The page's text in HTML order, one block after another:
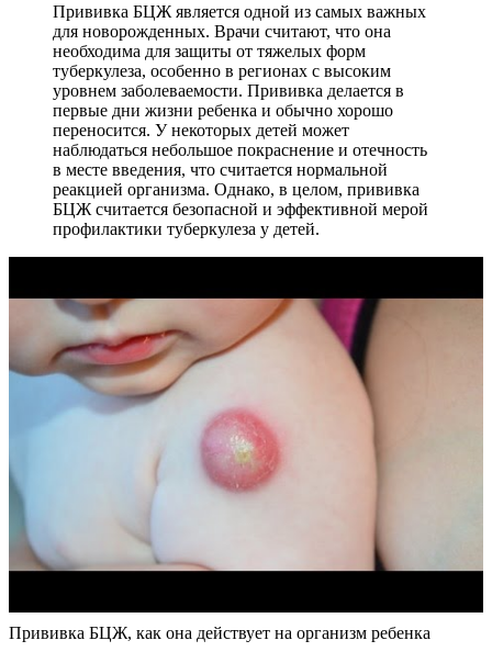
Прививка БЦЖ является одной из самых важных
для новорожденных. Врачи считают, что она
необходима для защиты от тяжелых форм
туберкулеза, особенно в регионах с высоким
уровнем заболеваемости. Прививка делается в
первые дни жизни ребенка и обычно хорошо
переносится. У некоторых детей может
наблюдаться небольшое покраснение и отечность
в месте введения, что считается нормальной
реакцией организма. Однако, в целом, прививка
БЦЖ считается безопасной и эффективной мерой
профилактики туберкулеза у детей.
Прививка БЦЖ, как она действует на организм ребенка